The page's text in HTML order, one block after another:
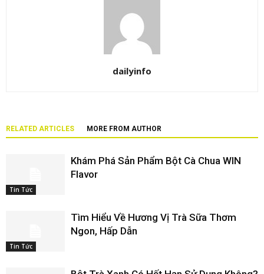
dailyinfo
RELATED ARTICLES MORE FROM AUTHOR
Tin Tức
Khám Phá Sản Phẩm Bột Cà Chua WIN
Flavor
Tin Tức
Tìm Hiểu Về Hương Vị Trà Sữa Thơm
Ngon, Hấp Dẫn